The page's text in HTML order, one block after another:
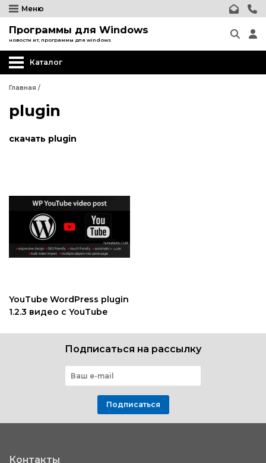
Меню
Программы для Windows
новости ит, программы для windows
Каталог
Главная /
plugin
скачать plugin
YouTube WordPress plugin
1.2.3 видео с YouTube
Подписаться на рассылку
Подписаться
Контакты